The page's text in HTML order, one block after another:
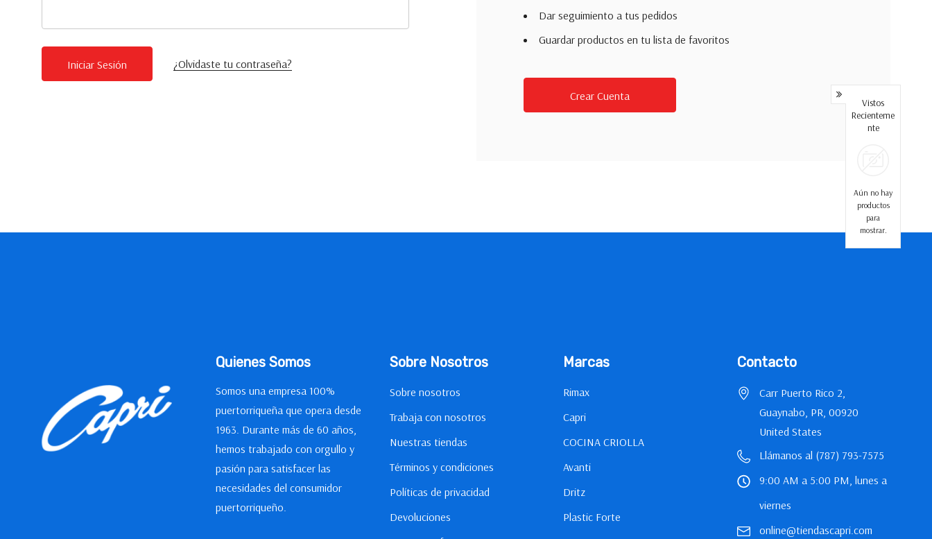
¿Olvidaste tu contraseña?
Dar seguimiento a tus pedidos
Guardar productos en tu lista de favoritos
Crear Cuenta
Quienes Somos
Somos una empresa 100%
puertorriqueña que opera desde
1963. Durante más de 60 años,
hemos trabajado con orgullo y
pasión para satisfacer las
necesidades del consumidor
puertorriqueño.
Sobre Nosotros
Sobre nosotros
Trabaja con nosotros
Nuestras tiendas
Términos y condiciones
Políticas de privacidad
Devoluciones
Marcas
Rimax
Capri
COCINA CRIOLLA
Avanti
Dritz
Plastic Forte
Contacto
Carr Puerto Rico 2,
Guaynabo, PR, 00920
United States
Llámanos al (787) 793-7575
9:00 AM a 5:00 PM, lunes a
viernes
online@tiendascapri.com
Vistos
Recienteme
Nte
Aún no hay
productos
para
mostrar.